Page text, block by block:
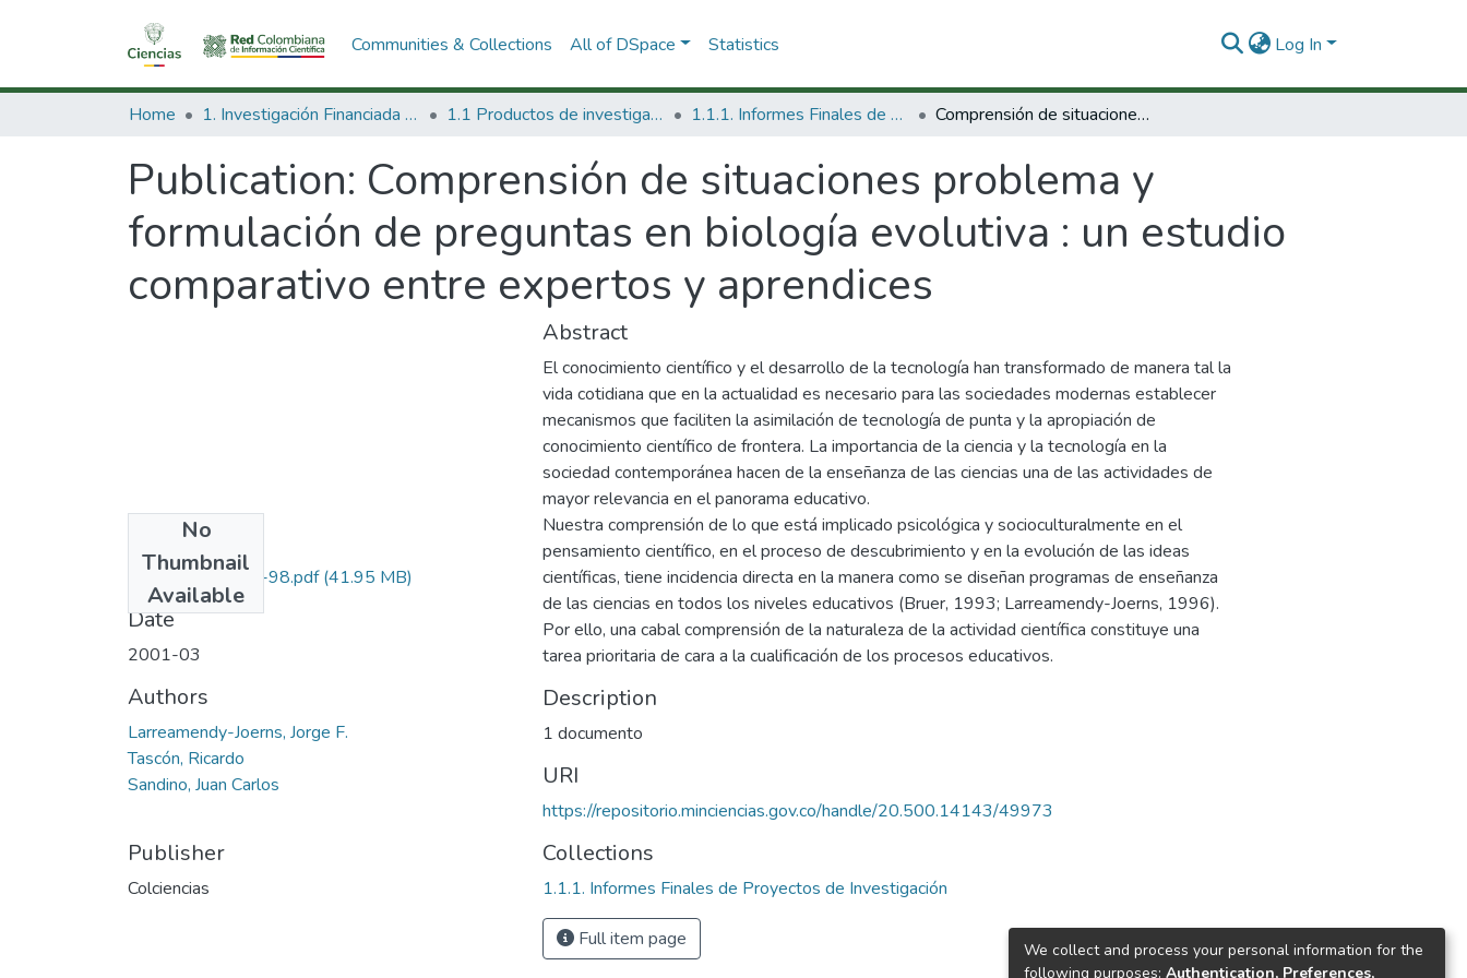
Communities & Collections All of DSpace Statistics Log In
Home 1. Investigación Financiada con Recursos Públicos 1.1 Productos de investigación 1.1.1. Informes Finales de Proyectos de Investigación Comprensión de situaciones problema y formulación de preguntas en biología evolutiva : un estudio comparativo entre expertos y aprendices
Publication: Comprensión de situaciones problema y
formulación de preguntas en biología evolutiva : un estudio
comparativo entre expertos y aprendices
No
Thumbnail
Available
1106-11-386-98.pdf(41.95 MB)
Date
2001-03
Authors
Larreamendy-Joerns, Jorge F.
Tascón, Ricardo
Sandino, Juan Carlos
Publisher
Colciencias
Abstract
El conocimiento científico y el desarrollo de la tecnología han transformado de manera tal la
vida cotidiana que en la actualidad es necesario para las sociedades modernas establecer
mecanismos que faciliten la asimilación de tecnología de punta y la apropiación de
conocimiento científico de frontera. La importancia de la ciencia y la tecnología en la
sociedad contemporánea hacen de la enseñanza de las ciencias una de las actividades de
mayor relevancia en el panorama educativo.
Nuestra comprensión de lo que está implicado psicológica y socioculturalmente en el
pensamiento científico, en el proceso de descubrimiento y en la evolución de las ideas
científicas, tiene incidencia directa en la manera como se diseñan programas de enseñanza
de las ciencias en todos los niveles educativos (Bruer, 1993; Larreamendy-Joerns, 1996).
Por ello, una cabal comprensión de la naturaleza de la actividad científica constituye una
tarea prioritaria de cara a la cualificación de los procesos educativos.
Description
1 documento
URI
https://repositorio.minciencias.gov.co/handle/20.500.14143/49973
Collections
1.1.1. Informes Finales de Proyectos de Investigación
Full item page
We collect and process your personal information for the
following purposes: Authentication, Preferences,